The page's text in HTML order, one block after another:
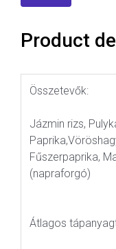
Product
Összetevők:
Jázmin rizs,
Fűszerpaprika,
(napraforgó)
Átlagos